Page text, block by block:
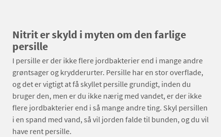
Nitrit er skyld i myten om den farlige
persille
I persille er der ikke flere jordbakterier end i mange andre
grøntsager og krydderurter. Persille har en stor overflade,
og det er vigtigt at få skyllet persille grundigt, inden du
bruger den, men er du ikke nærig med vandet, er der ikke
flere jordbakterier end i så mange andre ting. Skyl persillen
i en spand med vand, så vil jorden falde til bunden, og du vil
have rent persille.